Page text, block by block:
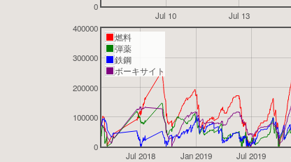
Jul 10 Jul 13
0
Jul 2018 Jan 2019 Jul 2019
0
100000
200000
300000
400000
燃料
弾薬
鉄鋼
ボーキサイト